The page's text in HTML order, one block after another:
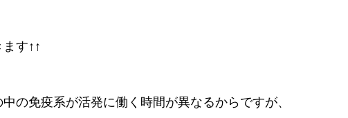
す↑↑
の免疫系が活発に働く時間が異なるからですが、